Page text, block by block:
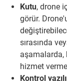
Kutu, drone
görür.
sırasında
aşamalarda,
hizmet
Kontrol